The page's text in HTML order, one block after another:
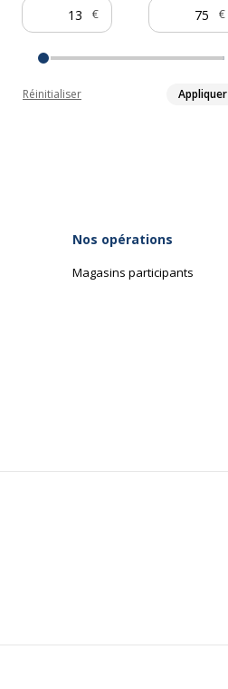
€ €
Réinitialiser Appliquer
Nos opérations
Magasins participants